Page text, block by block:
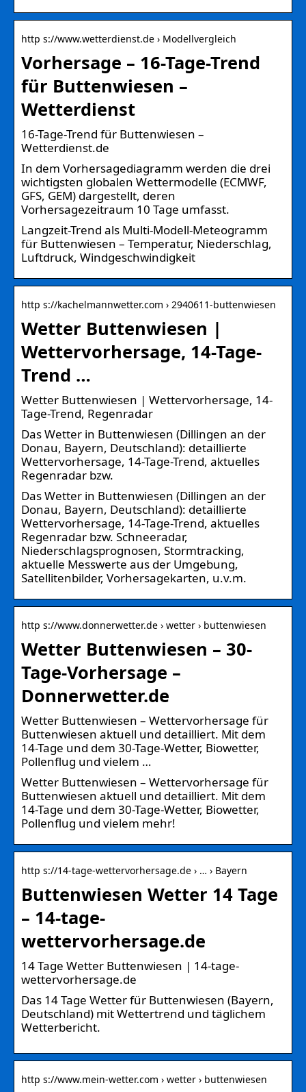
http s://www.wetterdienst.de › Modellvergleich
Vorhersage – 16-Tage-Trend
für Buttenwiesen –
Wetterdienst
16-Tage-Trend für Buttenwiesen –
Wetterdienst.de
In dem Vorhersagediagramm werden die drei
wichtigsten globalen Wettermodelle (ECMWF,
GFS, GEM) dargestellt, deren
Vorhersagezeitraum 10 Tage umfasst.
Langzeit-Trend als Multi-Modell-Meteogramm
für Buttenwiesen – Temperatur, Niederschlag,
Luftdruck, Windgeschwindigkeit
http s://kachelmannwetter.com › 2940611-buttenwiesen
Wetter Buttenwiesen |
Wettervorhersage, 14-Tage-
Trend …
Wetter Buttenwiesen | Wettervorhersage, 14-
Tage-Trend, Regenradar
Das Wetter in Buttenwiesen (Dillingen an der
Donau, Bayern, Deutschland): detaillierte
Wettervorhersage, 14-Tage-Trend, aktuelles
Regenradar bzw.
Das Wetter in Buttenwiesen (Dillingen an der
Donau, Bayern, Deutschland): detaillierte
Wettervorhersage, 14-Tage-Trend, aktuelles
Regenradar bzw. Schneeradar,
Niederschlagsprognosen, Stormtracking,
aktuelle Messwerte aus der Umgebung,
Satellitenbilder, Vorhersagekarten, u.v.m.
http s://www.donnerwetter.de › wetter › buttenwiesen
Wetter Buttenwiesen – 30-
Tage-Vorhersage –
Donnerwetter.de
Wetter Buttenwiesen – Wettervorhersage für
Buttenwiesen aktuell und detailliert. Mit dem
14-Tage und dem 30-Tage-Wetter, Biowetter,
Pollenflug und vielem …
Wetter Buttenwiesen – Wettervorhersage für
Buttenwiesen aktuell und detailliert. Mit dem
14-Tage und dem 30-Tage-Wetter, Biowetter,
Pollenflug und vielem mehr!
http s://14-tage-wettervorhersage.de › … › Bayern
Buttenwiesen Wetter 14 Tage
– 14-tage-
wettervorhersage.de
14 Tage Wetter Buttenwiesen | 14-tage-
wettervorhersage.de
Das 14 Tage Wetter für Buttenwiesen (Bayern,
Deutschland) mit Wettertrend und täglichem
Wetterbericht.
http s://www.mein-wetter.com › wetter › buttenwiesen